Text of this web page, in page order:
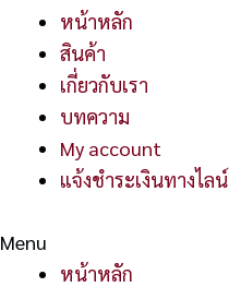
หน้าหลัก
สินค้า
เกี่ยวกับเรา
บทความ
My account
แจ้งชำระเงินทางไลน์
Menu
หน้าหลัก